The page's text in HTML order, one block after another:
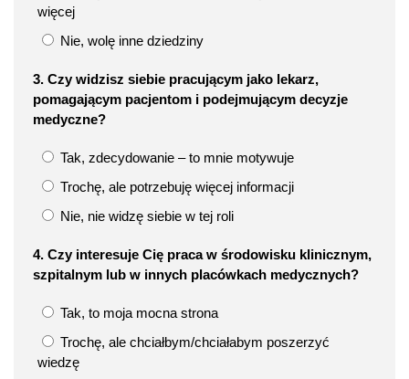
więcej
Nie, wolę inne dziedziny
3. Czy widzisz siebie pracującym jako lekarz,
pomagającym pacjentom i podejmującym decyzje
medyczne?
Tak, zdecydowanie – to mnie motywuje
Trochę, ale potrzebuję więcej informacji
Nie, nie widzę siebie w tej roli
4. Czy interesuje Cię praca w środowisku klinicznym,
szpitalnym lub w innych placówkach medycznych?
Tak, to moja mocna strona
Trochę, ale chciałbym/chciałabym poszerzyć
wiedzę